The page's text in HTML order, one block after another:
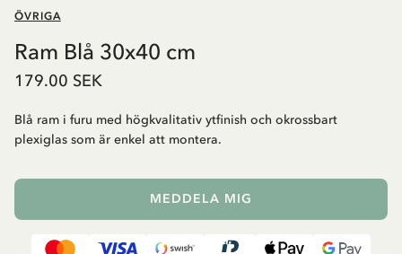
ÖVRIGA
Ram Blå 30x40 cm
179.00 SEK
Blå ram i furu med högkvalitativ ytfinish och okrossbart
plexiglas som är enkel att montera.
MEDDELA MIG